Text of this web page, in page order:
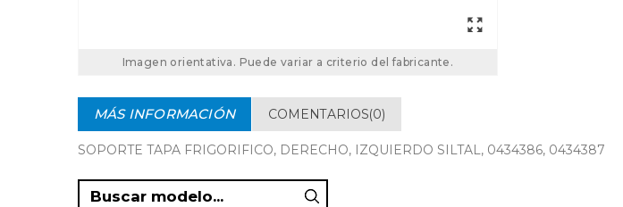
Imagen orientativa. Puede variar a criterio del fabricante.
MÁS INFORMACIÓN COMENTARIOS(0)
SOPORTE TAPA FRIGORIFICO, DERECHO, IZQUIERDO SILTAL, 0434386, 0434387